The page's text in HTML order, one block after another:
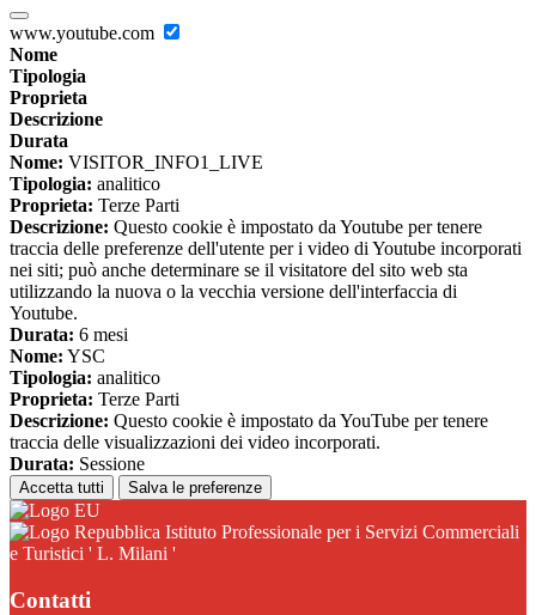
www.youtube.com
Nome
Tipologia
Proprieta
Descrizione
Durata
Nome: VISITOR_INFO1_LIVE
Tipologia: analitico
Proprieta: Terze Parti
Descrizione: Questo cookie è impostato da Youtube per tenere
traccia delle preferenze dell'utente per i video di Youtube incorporati
nei siti; può anche determinare se il visitatore del sito web sta
utilizzando la nuova o la vecchia versione dell'interfaccia di
Youtube.
Durata: 6 mesi
Nome: YSC
Tipologia: analitico
Proprieta: Terze Parti
Descrizione: Questo cookie è impostato da YouTube per tenere
traccia delle visualizzazioni dei video incorporati.
Durata: Sessione
Accetta tutti Salva le preferenze
Istituto Professionale per i Servizi Commerciali
e Turistici ' L. Milani '
Contatti